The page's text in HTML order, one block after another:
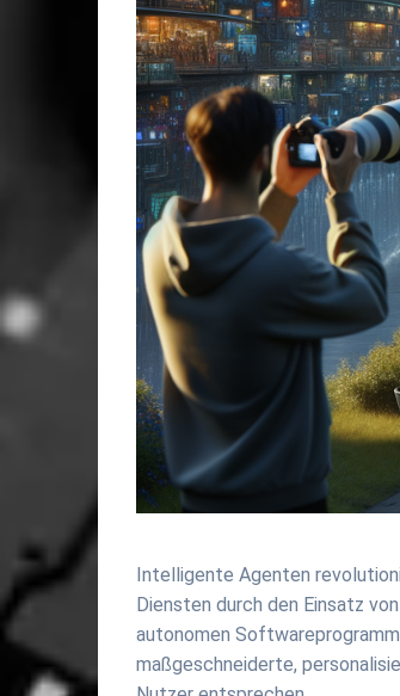
Intelligente Agenten
Diensten durch den Einsatz
autonomen
maßgeschneiderte,